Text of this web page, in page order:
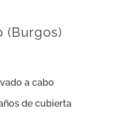
(Burgos)
a cabo
de cubierta